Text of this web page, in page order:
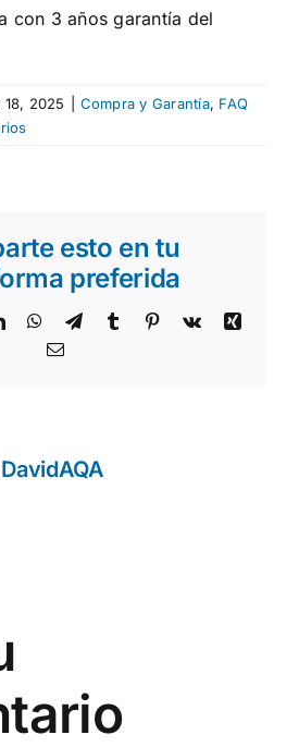
con 3 años garantía del
18, 2025 Compra y Garantía, FAQ
esto en tu
preferida
LinkedInWhatsApp
TelegramTumblr Pinterest
Vk
Xing
Correo
DavidAQA